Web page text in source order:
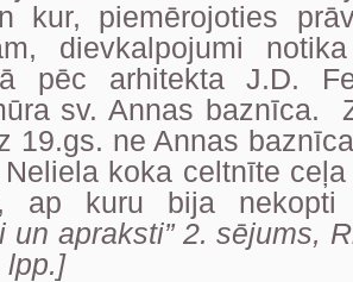
kur, piemērojoties
dievkalpojumi
pēc arhitekta J.D.
sv. Annas baznīca.
19.gs. ne Annas
Neliela koka celtnīte
ap kuru bija
un apraksti” 2. sējums,
lpp.]